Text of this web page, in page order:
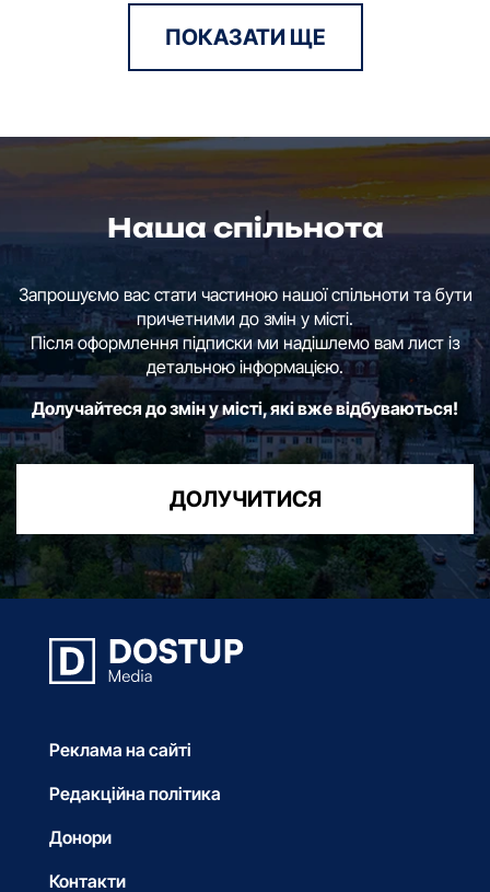
ПОКАЗАТИ ЩЕ
Наша спільнота
Запрошуємо вас стати частиною нашої спільноти та бути
причетними до змін у місті.
Після оформлення підписки ми надішлемо вам лист із
детальною інформацією.
Долучайтеся до змін у місті, які вже відбуваються!
ДОЛУЧИТИСЯ
Реклама на сайті
Редакційна політика
Донори
Контакти